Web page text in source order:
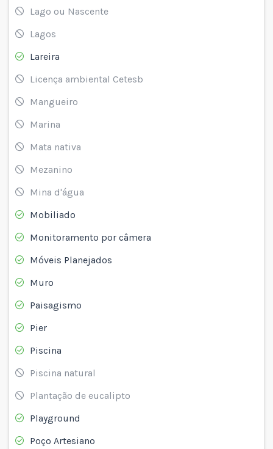
Lago ou Nascente
Lagos
Lareira
Licença ambiental Cetesb
Mangueiro
Marina
Mata nativa
Mezanino
Mina d'água
Mobiliado
Monitoramento por câmera
Móveis Planejados
Muro
Paisagismo
Pier
Piscina
Piscina natural
Plantação de eucalipto
Playground
Poço Artesiano